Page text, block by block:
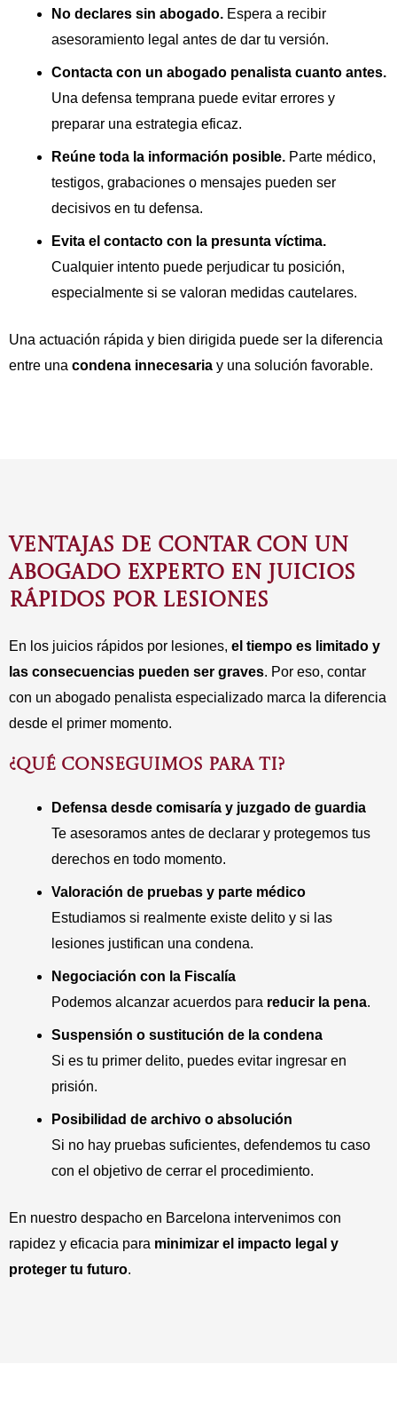
No declares sin abogado. Espera a recibir
asesoramiento legal antes de dar tu versión.
Contacta con un abogado penalista cuanto antes.
Una defensa temprana puede evitar errores y
preparar una estrategia eficaz.
Reúne toda la información posible. Parte médico,
testigos, grabaciones o mensajes pueden ser
decisivos en tu defensa.
Evita el contacto con la presunta víctima.
Cualquier intento puede perjudicar tu posición,
especialmente si se valoran medidas cautelares.
Una actuación rápida y bien dirigida puede ser la diferencia
entre una condena innecesaria y una solución favorable.
VENTAJAS DE CONTAR CON UN
ABOGADO EXPERTO EN JUICIOS
RÁPIDOS POR LESIONES
En los juicios rápidos por lesiones, el tiempo es limitado y
las consecuencias pueden ser graves. Por eso, contar
con un abogado penalista especializado marca la diferencia
desde el primer momento.
¿QUÉ CONSEGUIMOS PARA TI?
Defensa desde comisaría y juzgado de guardia
Te asesoramos antes de declarar y protegemos tus
derechos en todo momento.
Valoración de pruebas y parte médico
Estudiamos si realmente existe delito y si las
lesiones justifican una condena.
Negociación con la Fiscalía
Podemos alcanzar acuerdos para reducir la pena.
Suspensión o sustitución de la condena
Si es tu primer delito, puedes evitar ingresar en
prisión.
Posibilidad de archivo o absolución
Si no hay pruebas suficientes, defendemos tu caso
con el objetivo de cerrar el procedimiento.
En nuestro despacho en Barcelona intervenimos con
rapidez y eficacia para minimizar el impacto legal y
proteger tu futuro.